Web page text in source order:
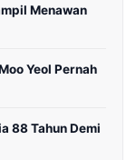
Menawan
Yeol Pernah
88 Tahun Demi